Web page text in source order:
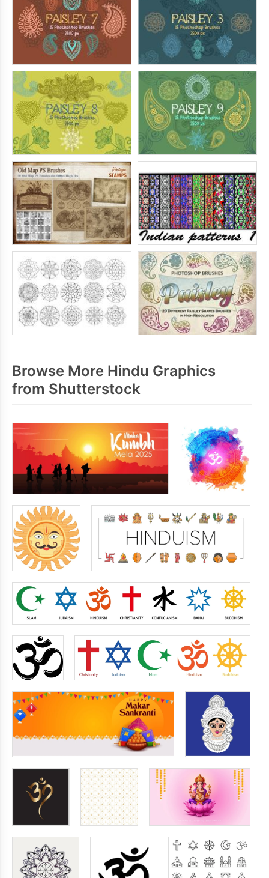
Browse More Hindu Graphics
from Shutterstock